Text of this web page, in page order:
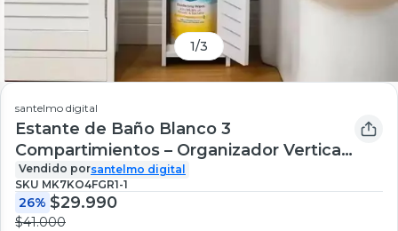
1/3
santelmo digital
Estante de Baño Blanco 3
Compartimientos – Organizador Vertical
en MDF Resistente
Vendido porsantelmo digital
SKU MK7KO4FGR1-1
26% $29.990
$41.000